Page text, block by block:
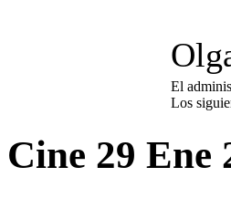
El
Los
Cine 29 Ene